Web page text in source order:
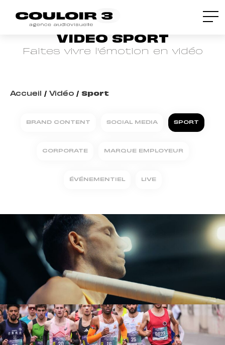
VIDÉO SPORT
Faites vivre l'émotion en vidéo
Accueil / Vidéo / Sport
BRAND CONTENT SOCIAL MEDIA SPORT
CORPORATE MARQUE EMPLOYEUR
ÉVÉNEMENTIEL LIVE